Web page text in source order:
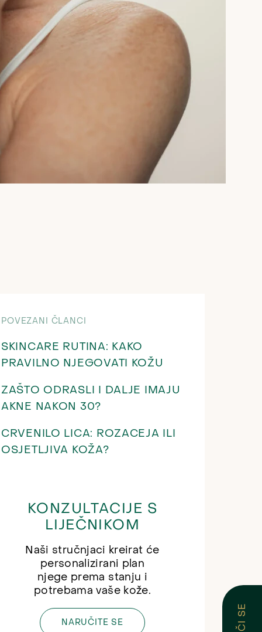
POVEZANI ČLANCI
SKINCARE RUTINA: KAKO
PRAVILNO NJEGOVATI KOŽU
ZAŠTO ODRASLI I DALJE IMAJU
AKNE NAKON 30?
CRVENILO LICA: ROZACEJA ILI
OSJETLJIVA KOŽA?
KONZULTACIJE S
LIJEČNIKOM
Naši stručnjaci kreirat će
personalizirani plan
njege prema stanju i
potrebama vaše kože.
NARUČITE SE